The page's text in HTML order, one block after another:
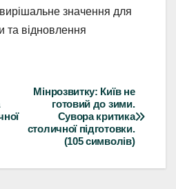
значення для
та відновлення
Мінрозвитку: Київ не
готовий до зими.
Сувора критика
столичної підготовки.
(105 символів)